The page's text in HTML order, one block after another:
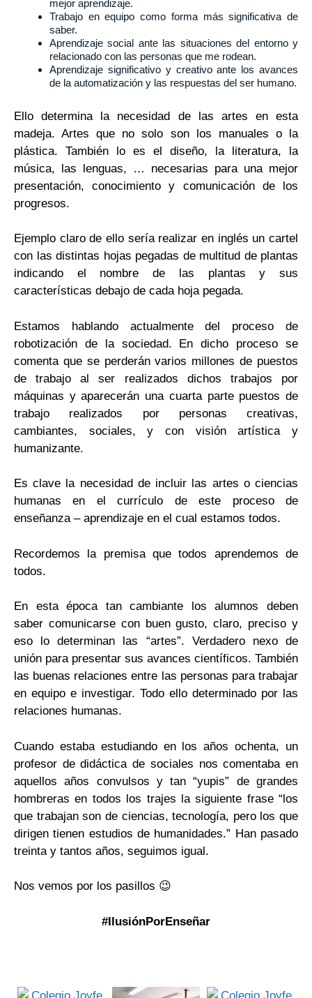
mejor aprendizaje.
Trabajo en equipo como forma más significativa de
saber.
Aprendizaje social ante las situaciones del entorno y
relacionado con las personas que me rodean.
Aprendizaje significativo y creativo ante los avances
de la automatización y las respuestas del ser humano.
Ello determina la necesidad de las artes en esta
madeja. Artes que no solo son los manuales o la
plástica. También lo es el diseño, la literatura, la
música, las lenguas, … necesarias para una mejor
presentación, conocimiento y comunicación de los
progresos.
Ejemplo claro de ello sería realizar en inglés un cartel
con las distintas hojas pegadas de multitud de plantas
indicando el nombre de las plantas y sus
características debajo de cada hoja pegada.
Estamos hablando actualmente del proceso de
robotización de la sociedad. En dicho proceso se
comenta que se perderán varios millones de puestos
de trabajo al ser realizados dichos trabajos por
máquinas y aparecerán una cuarta parte puestos de
trabajo realizados por personas creativas,
cambiantes, sociales, y con visión artística y
humanizante.
Es clave la necesidad de incluir las artes o ciencias
humanas en el currículo de este proceso de
enseñanza – aprendizaje en el cual estamos todos.
Recordemos la premisa que todos aprendemos de
todos.
En esta época tan cambiante los alumnos deben
saber comunicarse con buen gusto, claro, preciso y
eso lo determinan las “artes”. Verdadero nexo de
unión para presentar sus avances científicos. También
las buenas relaciones entre las personas para trabajar
en equipo e investigar. Todo ello determinado por las
relaciones humanas.
Cuando estaba estudiando en los años ochenta, un
profesor de didáctica de sociales nos comentaba en
aquellos años convulsos y tan “yupis” de grandes
hombreras en todos los trajes la siguiente frase “los
que trabajan son de ciencias, tecnología, pero los que
dirigen tienen estudios de humanidades.” Han pasado
treinta y tantos años, seguimos igual.
Nos vemos por los pasillos 😉
#IlusiónPorEnseñar